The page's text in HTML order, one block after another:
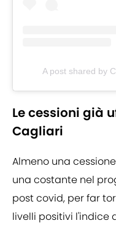
A post shared by
Le cessioni già
Cagliari
Almeno una
una costante nel
post covid, per far
livelli positivi l'indice